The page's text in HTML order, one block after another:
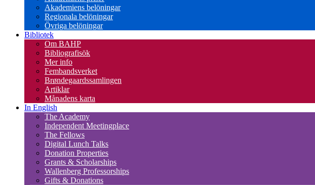
Akademiens belöningar
Regionala belöningar
Övriga belöningar
Bibliotek
Om BAHP
Bibliografisök
Mer info
Fembandsverket
Brøndegaardssamlingen
Artiklar
Månadens karta
In English
The Academy
Independent Meetingplace
The Fellows
Digital Lunch Talks
Donation Properties
Grants & Scholarships
Wallenberg Professorships
Gifts & Donations